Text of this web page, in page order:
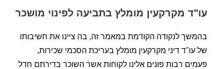
עו"ד מקרקעין מומלץ בתביעה לפינוי מושכר
בהמשך לנקודה הקודמת במאמר זה, בה ציינו את חשיבותו
של עו"ד דיני מקרקעין מומלץ בעריכת הסכמי שכירות,
פעמים רבות פונים אלינו לקוחות אשר השוכר בדירתם חדל